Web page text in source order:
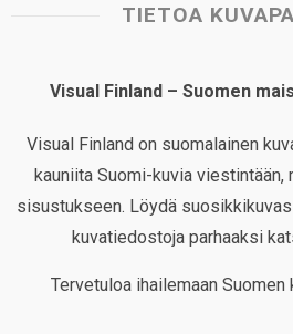
TIETOA
Visual Finland – Suomen
Visual Finland on suomalainen
kauniita Suomi-kuvia viestintään,
sisustukseen. Löydä
kuvatiedostoja parhaaksi
Tervetuloa ihailemaan